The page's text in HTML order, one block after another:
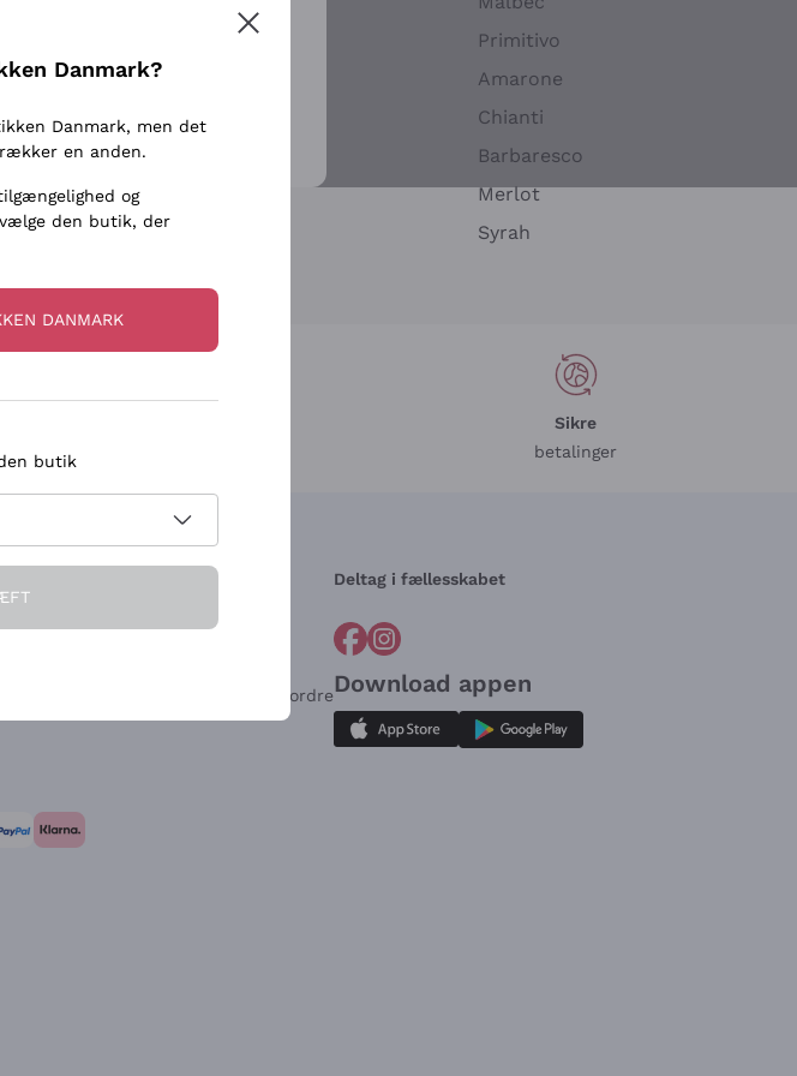
Ribolla Gialla
Sauvignon
Primitivo
Amarone
Chianti
Barbaresco
Merlot
Syrah
Sikre
betalinger
Kundeservice
Fortrydelsesformular for ordre
Deltag i fællesskabet
Download appen
Tilmeld
Danmark?
Danmark, men det
en anden.
og
den butik, der
DANMARK
butik